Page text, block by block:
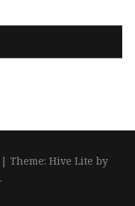
|Theme: Hive Lite by
.